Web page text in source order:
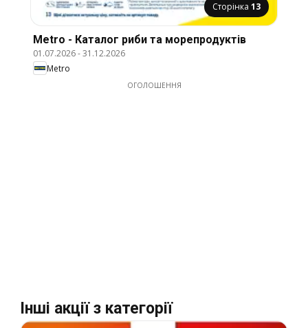
Сторінка 13
Metro - Каталог риби та морепродуктів
01.07.2026-31.12.2026
Metro
ОГОЛОШЕННЯ
Інші акції з категорії